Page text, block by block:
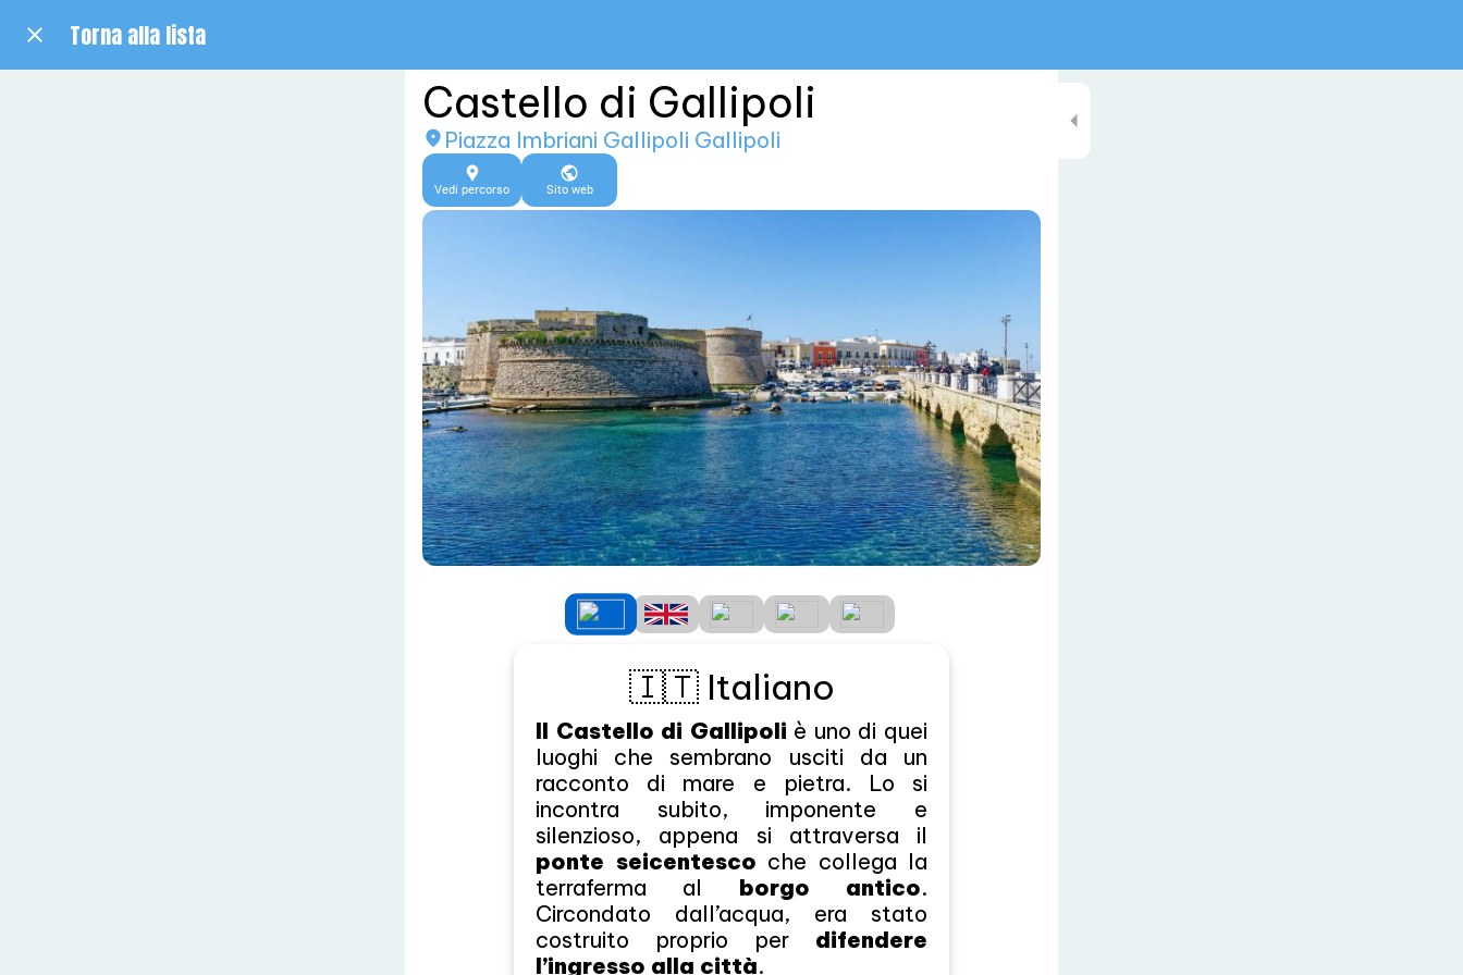
Torna alla lista
Castello di Gallipoli
Piazza Imbriani Gallipoli Gallipoli
Vedi percorso Sito web
🇮🇹 Italiano
Il Castello di Gallipoli è uno di quei
luoghi che sembrano usciti da un
racconto di mare e pietra. Lo si
incontra subito, imponente e
silenzioso, appena si attraversa il
ponte seicentesco che collega la
terraferma al borgo antico.
Circondato dall’acqua, era stato
costruito proprio per difendere
l’ingresso alla città.